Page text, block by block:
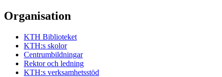
Organisation
KTH Biblioteket
KTH:s skolor
Centrumbildningar
Rektor och ledning
KTH:s verksamhetsstöd